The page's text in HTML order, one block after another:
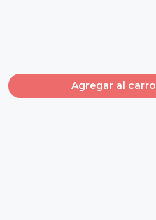
Agregar al carro